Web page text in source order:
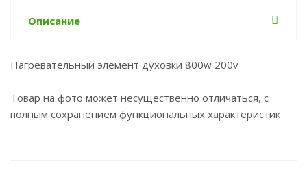
Описание
Нагревательный элемент духовки 800w 200v
Товар на фото может несущественно отличаться, с
полным сохранением функциональных характеристик